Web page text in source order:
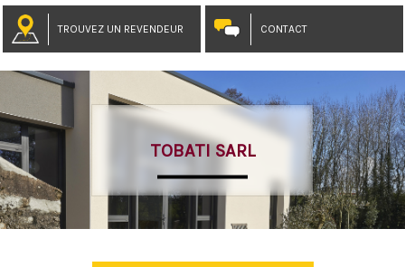
TROUVEZ UN REVENDEUR CONTACT
TOBATI SARL